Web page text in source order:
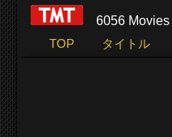
6056 Movies
TOP
タイトル